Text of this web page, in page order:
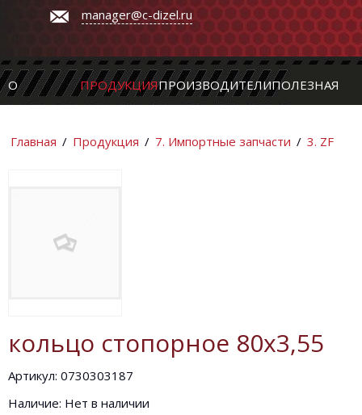
manager@c-dizel.ru
О ПРОДУКЦИЯПРОИЗВОДИТЕЛИПОЛЕЗНАЯ
Главная / Продукция / 7. Импортные запчасти / 3. ZF
кольцо стопорное 80х3,55
Артикул: 0730303187
Наличие: Нет в наличии